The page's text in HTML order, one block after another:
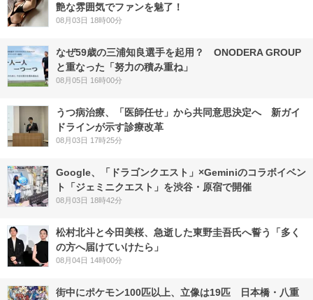
艶な雰囲気でファンを魅了！
08月03日 18時00分
なぜ59歳の三浦知良選手を起用？ ONODERA GROUP
と重なった「努力の積み重ね」
08月05日 16時00分
うつ病治療、「医師任せ」から共同意思決定へ 新ガイ
ドラインが示す診療改革
08月03日 17時25分
Google、「ドラゴンクエスト」×Geminiのコラボイベン
ト「ジェミニクエスト」を渋谷・原宿で開催
08月03日 18時42分
松村北斗と今田美桜、急逝した東野圭吾氏へ誓う「多く
の方へ届けていけたら」
08月04日 14時00分
街中にポケモン100匹以上、立像は19匹 日本橋・八重